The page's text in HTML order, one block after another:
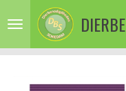
direct
de